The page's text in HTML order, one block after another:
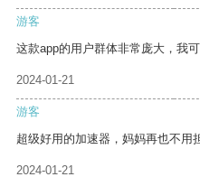
游客
这款app的用户群体非常庞大，我
2024-01-21
游客
超级好用的加速器，妈妈再也不用
2024-01-21